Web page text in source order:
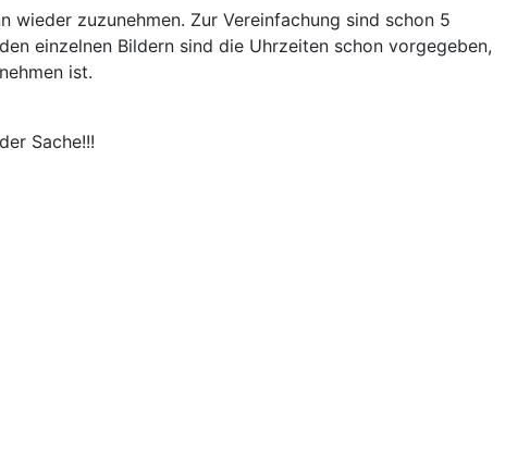
zuzunehmen. Zur Vereinfachung sind schon 5
einzelnen Bildern sind die Uhrzeiten schon vorgegeben,
ist.
Sache!!!